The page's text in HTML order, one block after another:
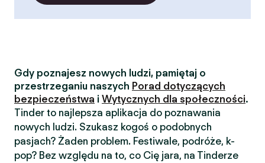
Gdy poznajesz nowych ludzi, pamiętaj o
przestrzeganiu naszych Porad dotyczących
bezpieczeństwa i Wytycznych dla społeczności.
Tinder to najlepsza aplikacja do poznawania
nowych ludzi. Szukasz kogoś o podobnych
pasjach? Żaden problem. Festiwale, podróże, k-
pop? Bez względu na to, co Cię jara, na Tinderze